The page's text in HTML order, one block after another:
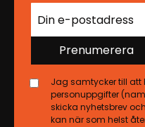
Prenumerera
Jag samtycker till att
personuppgifter
skicka nyhetsbrev
kan när som helst